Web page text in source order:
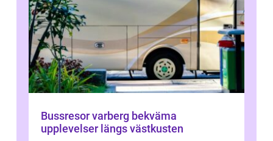
Bussresor varberg bekväma
upplevelser längs västkusten